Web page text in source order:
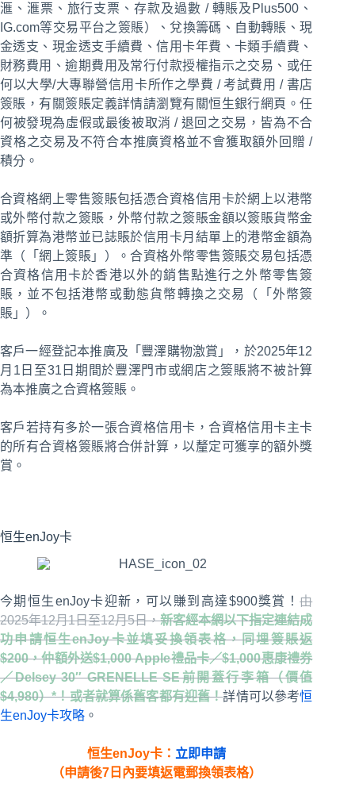
滙、滙票、旅行支票、存款及過數 / 轉賬及Plus500、
IG.com等交易平台之簽賬）、兌換籌碼、自動轉賬、現
金透支、現金透支手續費、信用卡年費、卡類手續費、
財務費用、逾期費用及常行付款授權指示之交易、或任
何以大學/大專聯營信用卡所作之學費 / 考試費用 / 書店
簽賬，有關簽賬定義詳情請瀏覽有關恒生銀行網頁。任
何被發現為虛假或最後被取消 / 退回之交易，皆為不合
資格之交易及不符合本推廣資格並不會獲取額外回贈 /
積分。
合資格網上零售簽賬包括憑合資格信用卡於網上以港幣
或外幣付款之簽賬，外幣付款之簽賬金額以簽賬貨幣金
額折算為港幣並已誌賬於信用卡月結單上的港幣金額為
準（「網上簽賬」）。合資格外幣零售簽賬交易包括憑
合資格信用卡於香港以外的銷售點進行之外幣零售簽
賬，並不包括港幣或動態貨幣轉換之交易（「外幣簽
賬」）。
客戶一經登記本推廣及「豐澤購物激賞」，於2025年12
月1日至31日期間於豐澤門市或網店之簽賬將不被計算
為本推廣之合資格簽賬。
客戶若持有多於一張合資格信用卡，合資格信用卡主卡
的所有合資格簽賬將合併計算，以釐定可獲享的額外獎
賞。
恒生enJoy卡
今期恒生enJoy卡迎新，可以賺到高達$900獎賞！由
2025年12月1日至12月5日，新客經本網以下指定連結成
功申請恒生enJoy卡並填妥換領表格，同埋簽賬返
$200，仲額外送$1,000 Apple禮品卡／$1,000惠康禮券
／Delsey 30″ GRENELLE SE前開蓋行李箱（價值
$4,980）*！或者就算係舊客都有迎舊！詳情可以參考恒
生enJoy卡攻略 。
恒生enJoy卡： 立即申請
（申請後7日內要填返電郵換領表格）